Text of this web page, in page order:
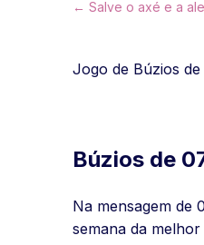
← Salve o axé e a
Jogo de Búzios
Búzios de
Na mensagem de
semana da